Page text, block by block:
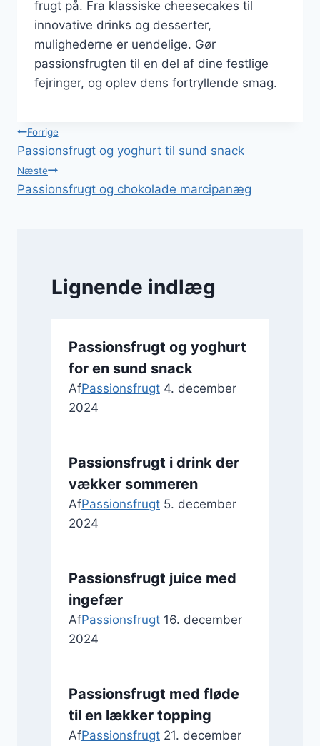
frugt på. Fra klassiske cheesecakes til
innovative drinks og desserter,
mulighederne er uendelige. Gør
passionsfrugten til en del af dine festlige
fejringer, og oplev dens fortryllende smag.
Indlægsnavigation
Forrige
Passionsfrugt og yoghurt til sund snack
Næste
Passionsfrugt og chokolade marcipanæg
Lignende indlæg
Passionsfrugt og yoghurt
for en sund snack
AfPassionsfrugt 4. december
2024
Passionsfrugt i drink der
vækker sommeren
AfPassionsfrugt 5. december
2024
Passionsfrugt juice med
ingefær
AfPassionsfrugt 16. december
2024
Passionsfrugt med fløde
til en lækker topping
AfPassionsfrugt 21. december